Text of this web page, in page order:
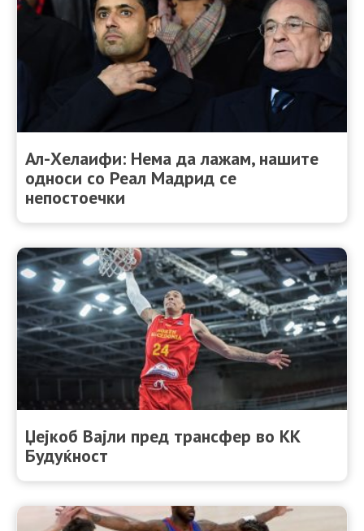
Ал-Хелаифи: Нема да лажам, нашите
односи со Реал Мадрид се
непостоечки
Џејкоб Вајли пред трансфер во КК
Будуќност